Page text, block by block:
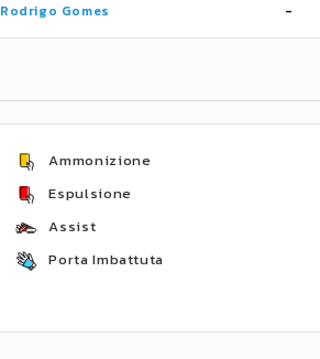
Rodrigo Gomes -
Ammonizione
Espulsione
Assist
Porta Imbattuta